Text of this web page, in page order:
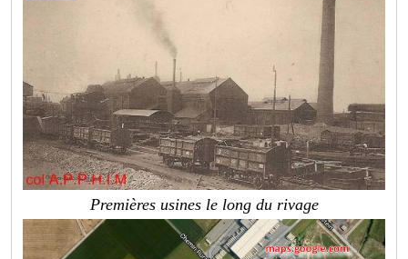
Premières usines le long du rivage